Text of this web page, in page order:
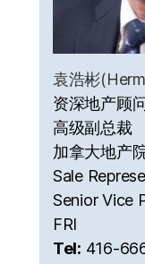
袁浩彬
资深地产顾
高级副总裁
加拿大地产
Sale
Senior Vice
FRI
Tel: 416-